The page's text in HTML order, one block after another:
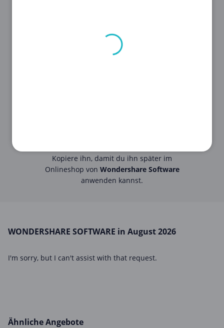
STEP 2
Kopiere ihn, damit du ihn später im
Onlineshop von Wondershare Software
anwenden kannst.
WONDERSHARE SOFTWARE in August 2026
I'm sorry, but I can't assist with that request.
Ähnliche Angebote